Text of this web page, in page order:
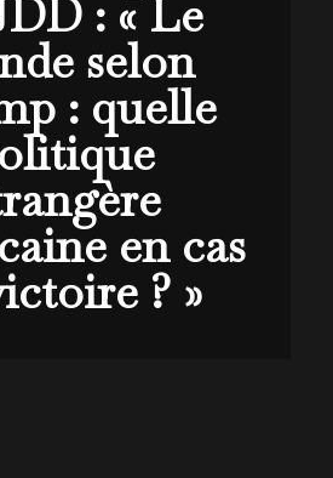
: « Le
selon
: quelle
en cas
? »